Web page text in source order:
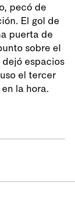
pecó de
El gol de
puerta de
sobre el
espacios
el tercer
la hora.